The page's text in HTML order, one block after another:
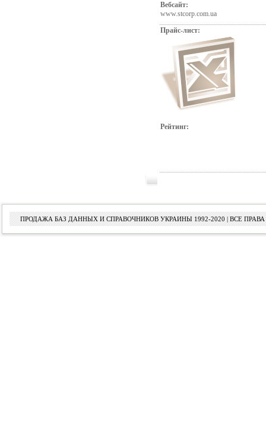
Вебсайт:
www.stcorp.com.ua
Прайс-лист:
Рейтинг:
ПРОДАЖА БАЗ ДАННЫХ И СПРАВОЧНИКОВ УКРАИНЫ 1992-2020 | ВСЕ